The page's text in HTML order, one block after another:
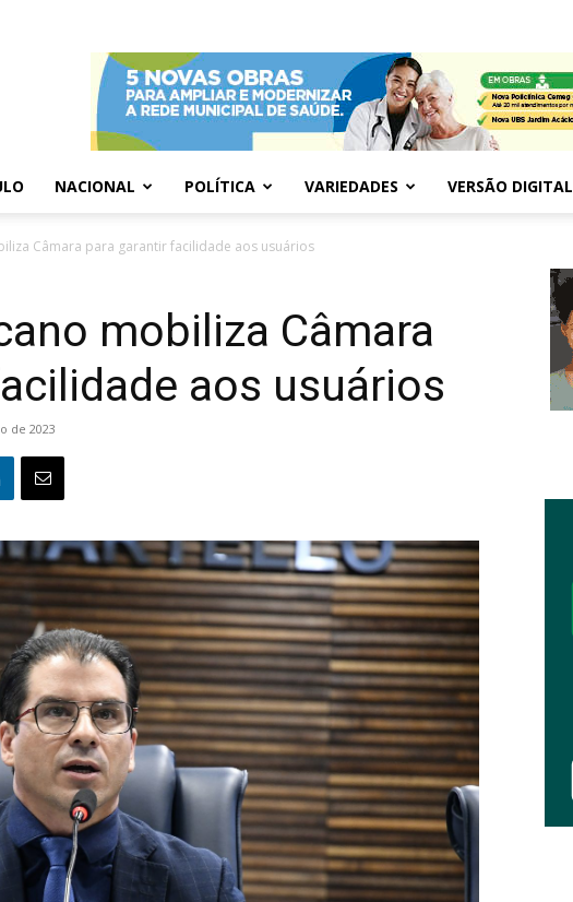
NACIONAL POLÍTICA VARIEDADES VERSÃO DIGITAL
Câmara para garantir facilidade aos usuários
mobiliza Câmara
aos usuários
de 2023